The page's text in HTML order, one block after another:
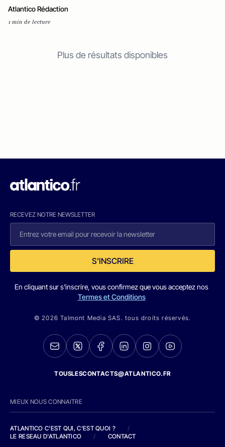
Atlantico Rédaction
1 min de lecture
Plus de résultats disponibles
RECEVEZ NOTRE NEWSLETTER
S'INSCRIRE
En cliquant sur s'inscrire, vous confirmez que vous acceptez nos
Termes et Conditions
© 2026 Talmont Media SAS. tous droits réservés.
TOUSLESCONTACTS@ATLANTICO.FR
MIEUX NOUS CONNAITRE
ATLANTICO C'EST QUI, C'EST QUOI ?
/
LE RESEAU D'ATLANTICO
/ CONTACT